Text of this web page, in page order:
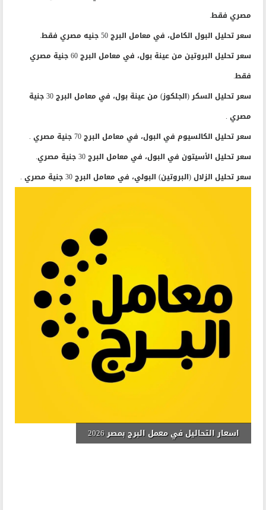
مصري فقط.
سعر تحليل البول الكامل، في معامل البرج 50 جنيه مصري فقط.
سعر تحليل البروتين من عينة بول، في معامل البرج 60 جنية مصري
مصري .
سعر تحليل الكالسيوم في البول، في معامل البرج 70 جنية مصري .
سعر تحليل الأسيتون في البول، في معامل البرج 30 جنية مصري.
سعر تحليل الزلال (البروتين) البولي، في معامل البرج 30 جنية مصري .
اسعار التحاليل في معمل البرج بمصر 2026